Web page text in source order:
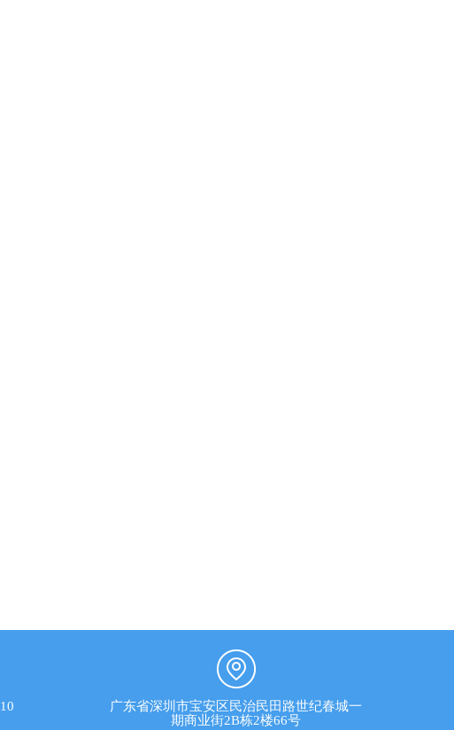
广东省深圳市宝安区民治民田路世纪春城一
期商业街2B栋2楼66号